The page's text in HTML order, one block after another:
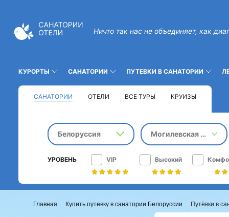
Ничто так нас не объединяет, как
КУРОРТЫ САНАТОРИИ ПУТЕВКИ В САНАТОРИИ
САНАТОРИИ ОТЕЛИ ВСЕ ТУРЫ КРУИЗЫ
Белоруссия Могилевская область
УРОВЕНЬ VIP Высокий
Главная Купить путевку в санатории Белоруссии Путёвки в